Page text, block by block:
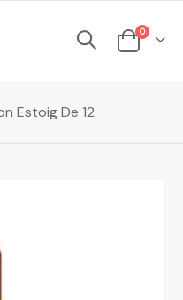
Cesta
0elements
Estoig De 12